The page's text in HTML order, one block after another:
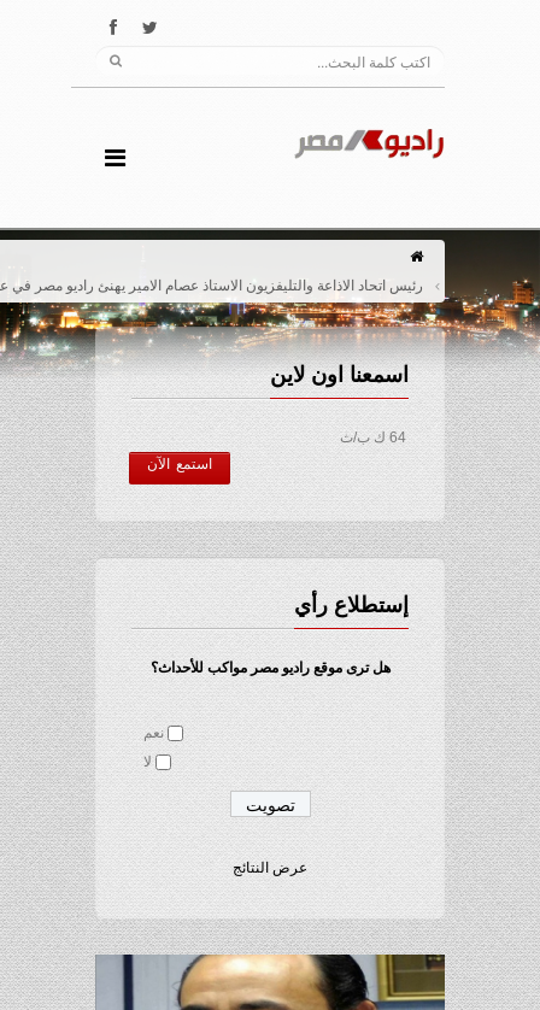
رئيس اتحاد الاذاعة والتليفزيون الاستاذ عصام الامير يهنئ راديو مصر في عيده الخامس
اسمعنا اون لاين
64 ك ب/ث
استمع الآن
إستطلاع رأي
هل ترى موقع راديو مصر مواكب للأحداث؟
نعم
عرض النتائج